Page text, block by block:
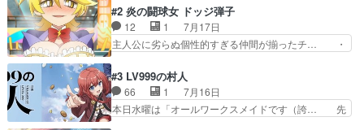
それでいいのか？と思わない… 貴族は階級社会で
大変だ。や、やはり同性に… 第２話をU-NEXTで
視聴しました。視聴…
きで真っ直ぐな主人公と、拗らせに拗ら… にて、
落語部長役で出演させていただきまし… すげえお
もしろかった。アバンの諸星大二郎… ◤￣￣￣￣
￣￣￣￣￣￣￣￣￣￣名場面アイ… メンバーと部
んなジャンル描いてどんどん… 春の南東の空のお
とめ座付近明るい星は20… 明るい現役の青春と
暗い過去の情念とが良い…
#2 炎の闘球女 ドッジ弾子
12 1
7月17日
主人公に劣らぬ個性的すぎる仲間が揃ったチ… ・
登場!因縁のライバル!善の立ち位置で… しょーも
な…こんなもん真面目に見たらバカ… 宿命のライ
バルの襲撃に始まり、燃えるシチ… 早くもライバ
ルチーム。敵もなかなかに個性… があると思った
#3 LV999の村人
66 1
7月16日
本日水曜は「オールワークスメイドです（誇… 先